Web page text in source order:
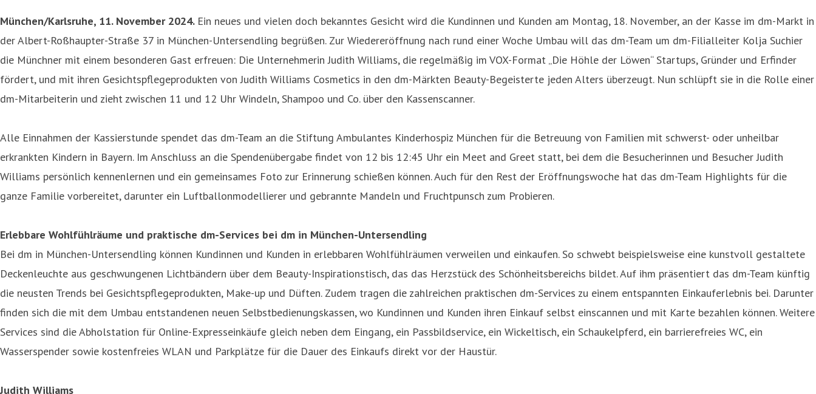
München/Karlsruhe, 11. November 2024. Ein neues und vielen doch bekanntes Gesicht wird die Kundinnen und Kunden am Montag, 18. November, an der Kasse im dm-Markt in
der Albert-Roßhaupter-Straße 37 in München-Untersendling begrüßen. Zur Wiedereröffnung nach rund einer Woche Umbau will das dm-Team um dm-Filialleiter Kolja Suchier
die Münchner mit einem besonderen Gast erfreuen: Die Unternehmerin Judith Williams, die regelmäßig im VOX-Format „Die Höhle der Löwen“ Startups, Gründer und Erfinder
fördert, und mit ihren Gesichtspflegeprodukten von Judith Williams Cosmetics in den dm-Märkten Beauty-Begeisterte jeden Alters überzeugt. Nun schlüpft sie in die Rolle einer
dm-Mitarbeiterin und zieht zwischen 11 und 12 Uhr Windeln, Shampoo und Co. über den Kassenscanner.
Alle Einnahmen der Kassierstunde spendet das dm-Team an die Stiftung Ambulantes Kinderhospiz München für die Betreuung von Familien mit schwerst- oder unheilbar
erkrankten Kindern in Bayern. Im Anschluss an die Spendenübergabe findet von 12 bis 12:45 Uhr ein Meet and Greet statt, bei dem die Besucherinnen und Besucher Judith
Williams persönlich kennenlernen und ein gemeinsames Foto zur Erinnerung schießen können. Auch für den Rest der Eröffnungswoche hat das dm-Team Highlights für die
ganze Familie vorbereitet, darunter ein Luftballonmodellierer und gebrannte Mandeln und Fruchtpunsch zum Probieren.
Erlebbare Wohlfühlräume und praktische dm-Services bei dm in München-Untersendling
Bei dm in München-Untersendling können Kundinnen und Kunden in erlebbaren Wohlfühlräumen verweilen und einkaufen. So schwebt beispielsweise eine kunstvoll gestaltete
Deckenleuchte aus geschwungenen Lichtbändern über dem Beauty-Inspirationstisch, das das Herzstück des Schönheitsbereichs bildet. Auf ihm präsentiert das dm-Team künftig
die neusten Trends bei Gesichtspflegeprodukten, Make-up und Düften. Zudem tragen die zahlreichen praktischen dm-Services zu einem entspannten Einkauferlebnis bei. Darunter
finden sich die mit dem Umbau entstandenen neuen Selbstbedienungskassen, wo Kundinnen und Kunden ihren Einkauf selbst einscannen und mit Karte bezahlen können. Weitere
Services sind die Abholstation für Online-Expresseinkäufe gleich neben dem Eingang, ein Passbildservice, ein Wickeltisch, ein Schaukelpferd, ein barrierefreies WC, ein
Wasserspender sowie kostenfreies WLAN und Parkplätze für die Dauer des Einkaufs direkt vor der Haustür.
Judith Williams